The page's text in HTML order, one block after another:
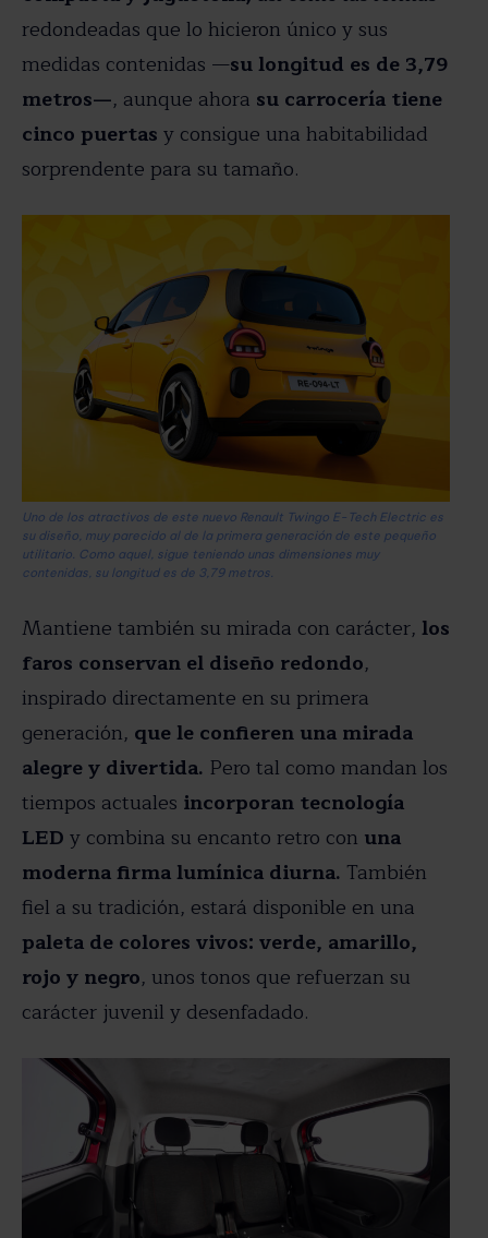
redondeadas que lo hicieron único y sus
medidas contenidas —su longitud es de 3,79
metros—, aunque ahora su carrocería tiene
cinco puertas y consigue una habitabilidad
sorprendente para su tamaño.
Uno de los atractivos de este nuevo Renault Twingo E-Tech Electric es
su diseño, muy parecido al de la primera generación de este pequeño
utilitario. Como aquel, sigue teniendo unas dimensiones muy
contenidas, su longitud es de 3,79 metros.
Mantiene también su mirada con carácter, los
faros conservan el diseño redondo,
inspirado directamente en su primera
generación, que le confieren una mirada
alegre y divertida. Pero tal como mandan los
tiempos actuales incorporan tecnología
LED y combina su encanto retro con una
moderna firma lumínica diurna. También
fiel a su tradición, estará disponible en una
paleta de colores vivos: verde, amarillo,
rojo y negro, unos tonos que refuerzan su
carácter juvenil y desenfadado.